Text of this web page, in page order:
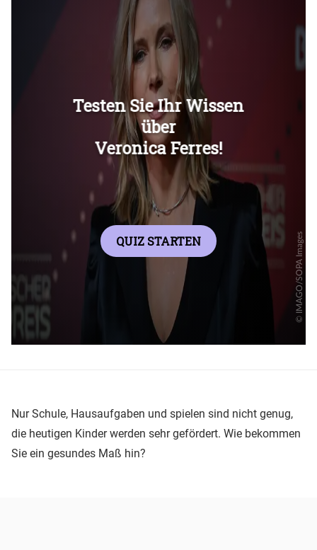
Nur Schule, Hausaufgaben und spielen sind nicht genug,
die heutigen Kinder werden sehr gefördert. Wie bekommen
Sie ein gesundes Maß hin?